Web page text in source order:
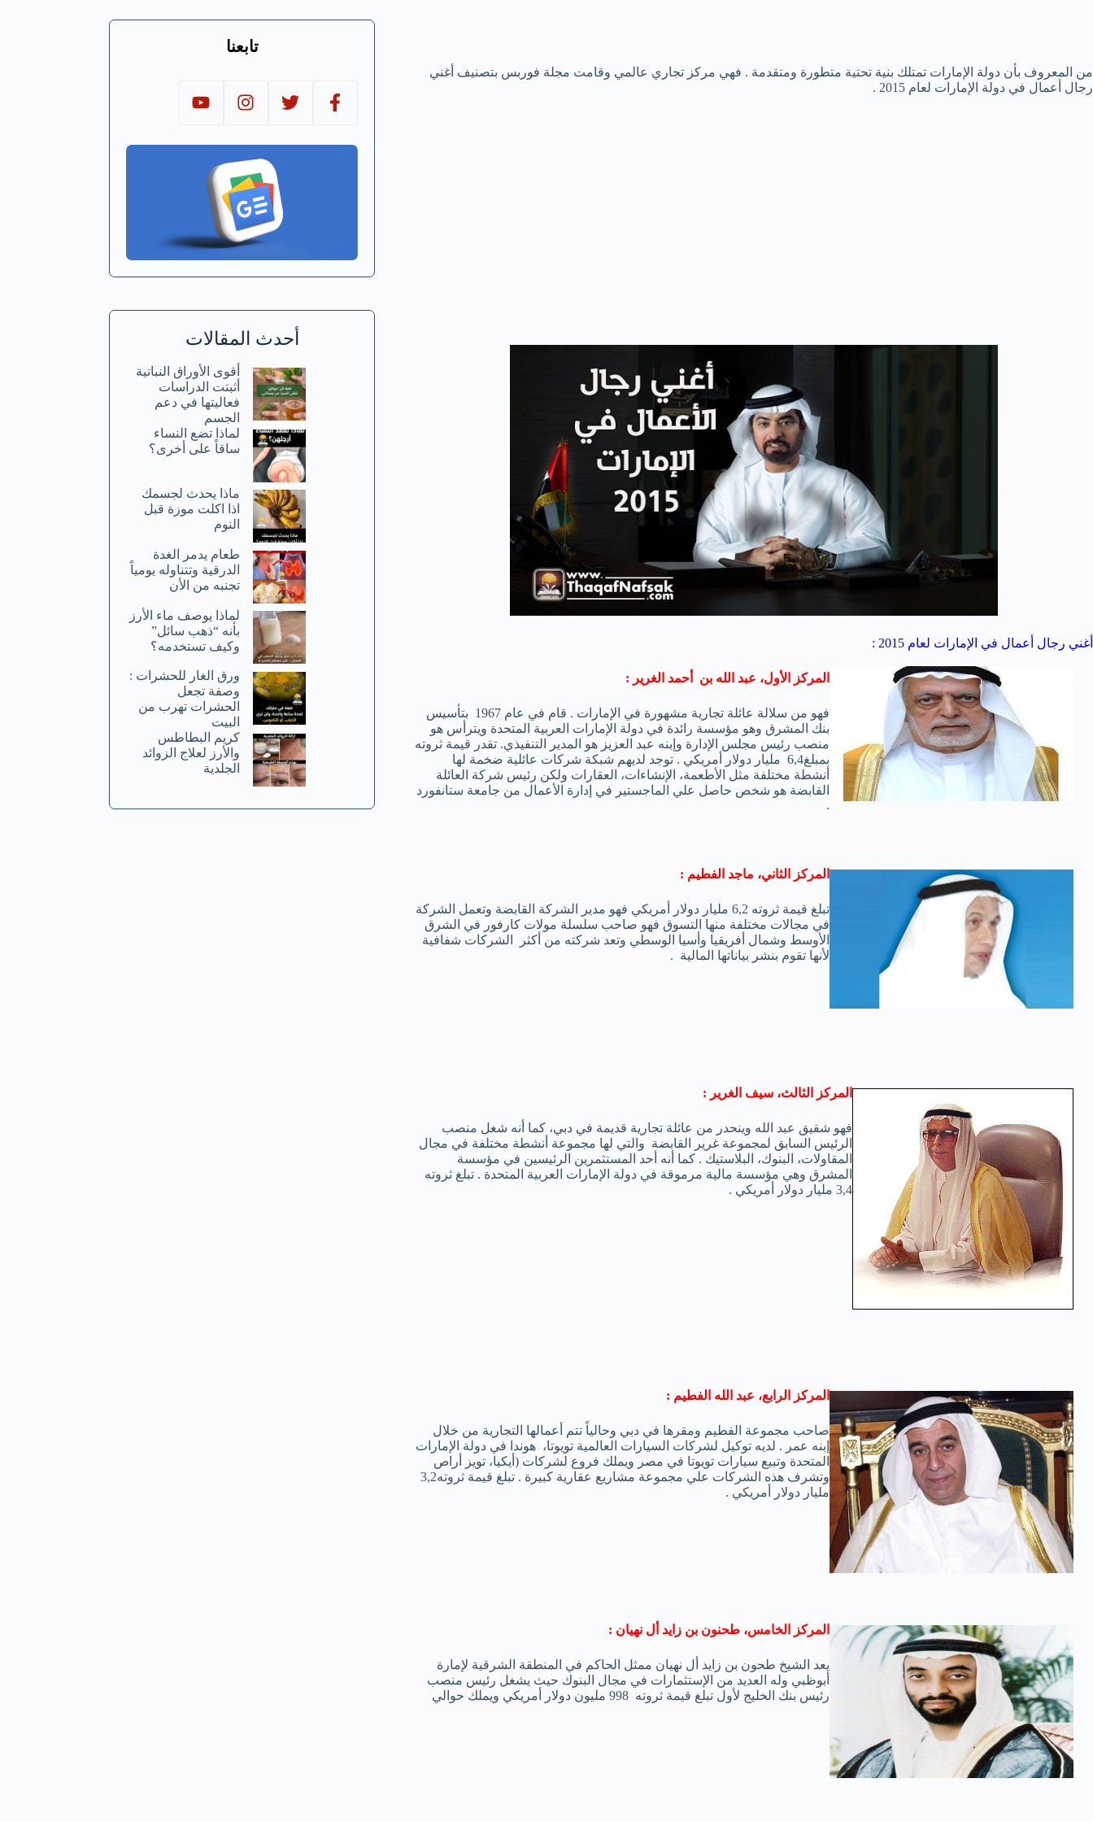
من المعروف بأن دولة الإمارات تمتلك بنية تحتية متطورة ومتقدمة . فهي مركز تجاري عالمي وقامت مجلة فوربس بتصنيف أغني
رجال أعمال في دولة الإمارات لعام 2015 .
أغني رجال أعمال في الإمارات لعام 2015 :
المركز الأول، عبد الله بن أحمد الغرير :
فهو من سلالة عائلة تجارية مشهورة في الإمارات . قام في عام 1967 بتأسيس
بنك المشرق وهو مؤسسة رائدة في دولة الإمارات العربية المتحدة ويترأس هو
منصب رئيس مجلس الإدارة وإبنه عبد العزيز هو المدير التنفيذي. تقدر قيمة ثروته
بمبلغ6,4 مليار دولار أمريكي . توجد لديهم شبكة شركات عائلية ضخمة لها
أنشطة مختلفة مثل الأطعمة، الإنشاءات، العقارات ولكن رئيس شركة العائلة
القابضة هو شخص حاصل علي الماجستير في إدارة الأعمال من جامعة ستانفورد
.
المركز الثاني، ماجد الفطيم :
تبلغ قيمة ثروته 6,2 مليار دولار أمريكي فهو مدير الشركة القابضة وتعمل الشركة
في مجالات مختلفة منها التسوق فهو صاحب سلسلة مولات كارفور في الشرق
الأوسط وشمال أفريقيا وأسيا الوسطي وتعد شركته من أكثر الشركات شفافية
لأنها تقوم بنشر بياناتها المالية .
المركز الثالث، سيف الغرير :
فهو شقيق عبد الله وينحدر من عائلة تجارية قديمة في دبي، كما أنه شغل منصب
الرئيس السابق لمجموعة غرير القابضة والتي لها مجموعة أنشطة مختلفة في مجال
المقاولات، البنوك، البلاستيك . كما أنه أحد المستثمرين الرئيسين في مؤسسة
المشرق وهي مؤسسة مالية مرموقة في دولة الإمارات العربية المتحدة . تبلغ ثروته
3,4 مليار دولار أمريكي .
المركز الرابع، عبد الله الفطيم :
صاحب مجموعة الفطيم ومقرها في دبي وحالياً تتم أعمالها التجارية من خلال
إبنه عمر . لديه توكيل لشركات السيارات العالمية تويوتا، هوندا في دولة الإمارات
المتحدة وتبيع سيارات تويوتا في مصر ويملك فروع لشركات (أيكيا، تويز أراص
وتشرف هذه الشركات علي مجموعة مشاريع عقارية كبيرة . تبلغ قيمة ثروته3,2
مليار دولار أمريكي .
المركز الخامس، طحنون بن زايد أل نهيان :
يعد الشيخ طحون بن زايد أل نهيان ممثل الحاكم في المنطقة الشرقية لإمارة
أبوظبي وله العديد من الإستثمارات في مجال البنوك حيث يشغل رئيس منصب
رئيس بنك الخليج لأول تبلغ قيمة ثروته 998 مليون دولار أمريكي ويملك حوالي
تابعنا
أحدث المقالات
أقوى الأوراق النباتية
أثبتت الدراسات
فعاليتها في دعم
الجسم
لماذا تضع النساء
ساقاً على أخرى؟
ماذا يحدث لجسمك
اذا اكلت موزة قبل
النوم
طعام يدمر الغدة
الدرقية وتتناوله يومياً
تجنبه من الأن
لماذا يوصف ماء الأرز
بأنه “ذهب سائل”
وكيف تستخدمه؟
ورق الغار للحشرات :
وصفة تجعل
الحشرات تهرب من
البيت
كريم البطاطس
والأرز لعلاج الزوائد
الجلدية